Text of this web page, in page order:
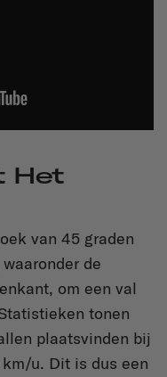
Het
van 45 graden
de
om een val
tonen
plaatsvinden bij
u. Dit is dus een